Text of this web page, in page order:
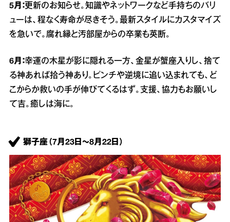
5月：更新のお知らせ。知識やネットワークなど手持ちのバリ
ューは、程なく寿命が尽きそう。最新スタイルにカスタマイズ
を急いで。腐れ縁と汚部屋からの卒業も英断。
6月：幸運の木星が影に隠れる一方、金星が蟹座入りし、捨て
る神あれば拾う神あり。ピンチや逆境に追い込まれても、ど
こからか救いの手が伸びてくるはず。支援、協力もお願いし
て吉。癒しは海に。
獅子座（7月23日～8月22日）